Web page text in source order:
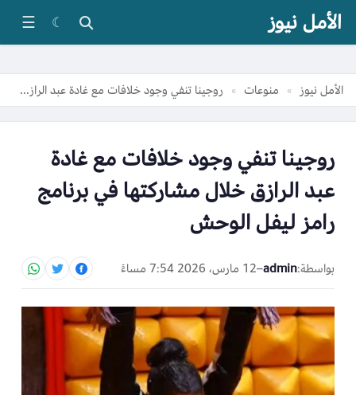
الأمل نيوز ☾
☰
الأمل نيوز » منوعات » روجينا تنفي وجود خلافات مع غادة عبد الرازق خلال مشاركتها في برنامج رامز ليفل الوحش
روجينا تنفي وجود خلافات مع غادة
عبد الرازق خلال مشاركتها في برنامج
رامز ليفل الوحش
بواسطة:admin
–12 مارس، 2026 7:54 مساءً